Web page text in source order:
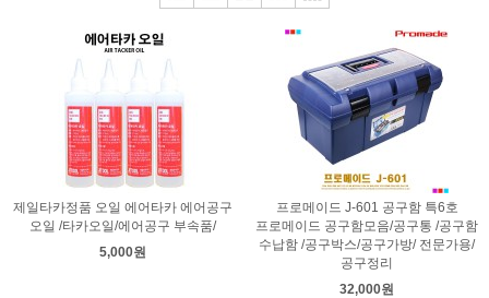
제일타카정품 오일 에어타카 에어공구
오일 /타카오일/에어공구 부속품/
5,000원
프로메이드 J-601 공구함 특6호
프로메이드 공구함모음/공구통 /공구함
수납함 /공구박스/공구가방/ 전문가용/
공구정리
32,000원